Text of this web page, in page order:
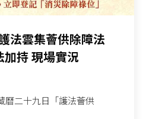
法雲集薈供除障法
持 現場實況
曆二十九日「護法薈供